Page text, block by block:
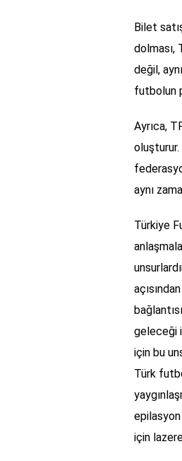
Bilet
dolması,
değil,
futbolun
Ayrıca,
oluşturur.
aynı
Türkiye
geleceği
için bu
Türk
için